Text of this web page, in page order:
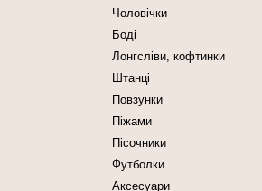
Чоловічки
Боді
Лонгсліви, кофтинки
Штанці
Повзунки
Піжами
Пісочники
Футболки
Аксесуари